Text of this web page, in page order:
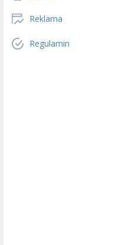
Reklama
Regulamin